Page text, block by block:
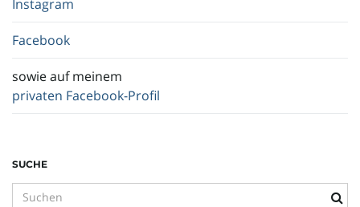
Instagram
Facebook
sowie auf meinem
privaten Facebook-Profil
SUCHE